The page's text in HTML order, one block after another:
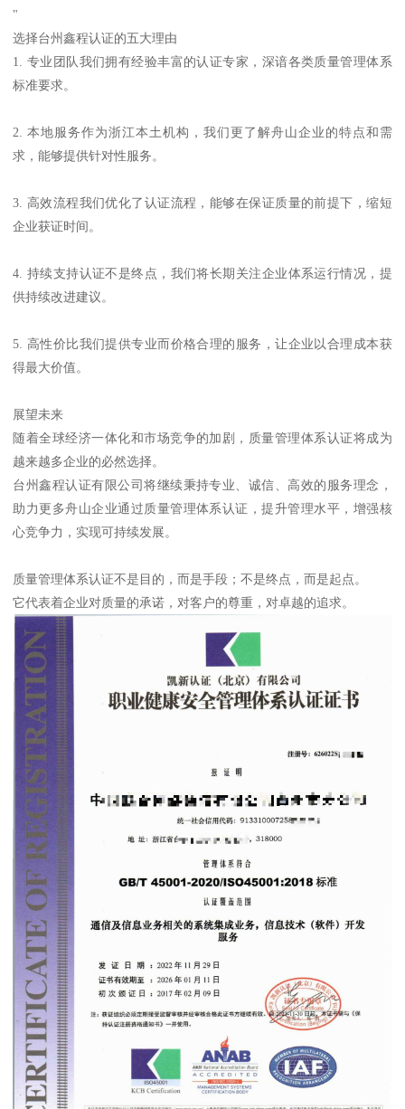
"
选择台州鑫程认证的五大理由
1. 专业团队我们拥有经验丰富的认证专家，深谙各类质量管理体系
标准要求。
2. 本地服务作为浙江本土机构，我们更了解舟山企业的特点和需
求，能够提供针对性服务。
3. 高效流程我们优化了认证流程，能够在保证质量的前提下，缩短
企业获证时间。
4. 持续支持认证不是终点，我们将长期关注企业体系运行情况，提
供持续改进建议。
5. 高性价比我们提供专业而价格合理的服务，让企业以合理成本获
得最大价值。
展望未来
随着全球经济一体化和市场竞争的加剧，质量管理体系认证将成为
越来越多企业的必然选择。
台州鑫程认证有限公司将继续秉持专业、诚信、高效的服务理念，
助力更多舟山企业通过质量管理体系认证，提升管理水平，增强核
心竞争力，实现可持续发展。
质量管理体系认证不是目的，而是手段；不是终点，而是起点。
它代表着企业对质量的承诺，对客户的尊重，对卓越的追求。